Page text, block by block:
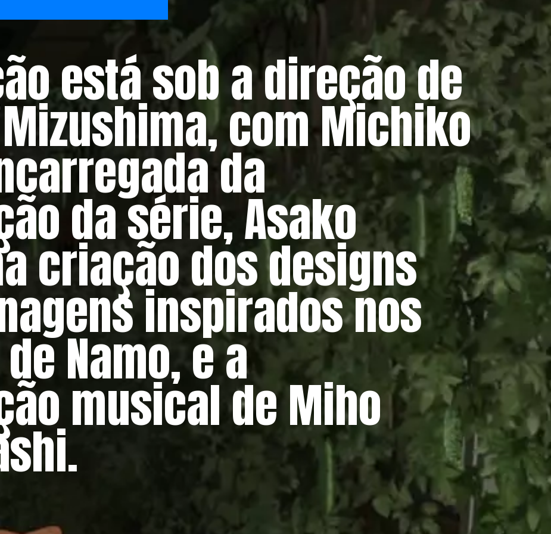
está sob a direção de
com Michiko
da
da série, Asako
criação dos designs
inspirados nos
Namo, e a
musical de Miho